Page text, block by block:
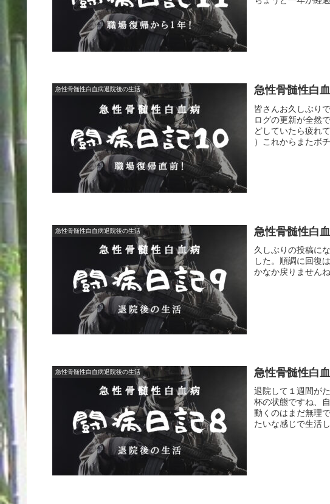
急性骨髄性白血病退院後の生活 急性骨髄性白
皆さんお久しぶり
ログの更新が全然
どしていたら疲れ
）これからまたボ
急性骨髄性白血病退院後の生活 急性骨髄性白
久しぶりの投稿に
した。順調に回復
かなか戻りませんね
急性骨髄性白血病退院後の生活 急性骨髄性白
退院して１週間が
杯の状態ですね、
動くのはまだ無理
たいな感じで生活